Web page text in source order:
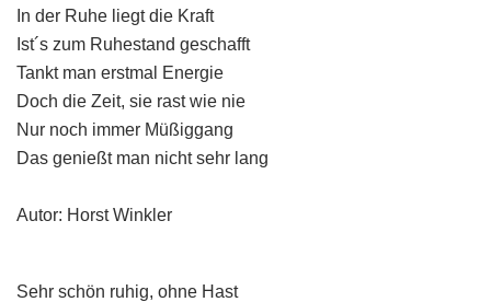
In der Ruhe liegt die Kraft
Ist´s zum Ruhestand geschafft
Tankt man erstmal Energie
Doch die Zeit, sie rast wie nie
Nur noch immer Müßiggang
Das genießt man nicht sehr lang
Autor: Horst Winkler
Sehr schön ruhig, ohne Hast